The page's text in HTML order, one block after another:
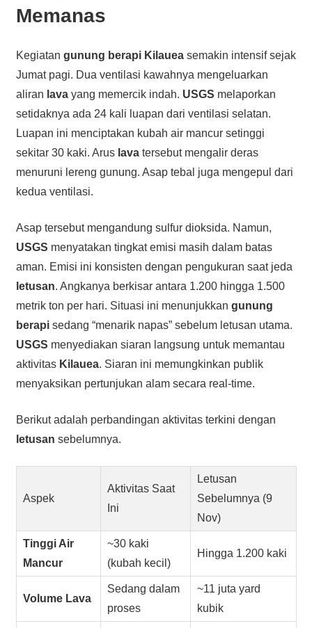
Memanas
Kegiatan gunung berapi Kilaueasemakin intensif sejak
Jumat pagi. Dua ventilasi kawahnya mengeluarkan
aliran lavayang memercik indah. USGS melaporkan
setidaknya ada 24 kali luapan dari ventilasi selatan.
Luapan ini menciptakan kubah air mancur setinggi
sekitar 30 kaki. Arus lavatersebut mengalir deras
menuruni lereng gunung. Asap tebal juga mengepul dari
kedua ventilasi.
Asap tersebut mengandung sulfur dioksida. Namun,
USGS menyatakan tingkat emisi masih dalam batas
aman. Emisi ini konsisten dengan pengukuran saat jeda
letusan. Angkanya berkisar antara 1.200 hingga 1.500
metrik ton per hari. Situasi ini menunjukkan gunung
berapisedang “menarik napas” sebelum letusan utama.
USGS menyediakan siaran langsung untuk memantau
aktivitas Kilauea. Siaran ini memungkinkan publik
menyaksikan pertunjukan alam secara real-time.
Berikut adalah perbandingan aktivitas terkini dengan
letusan sebelumnya.
Aspek
Aktivitas Saat
Ini
Letusan
Sebelumnya (9
Nov)
Tinggi Air
Mancur
~30 kaki
(kubah kecil)
Hingga 1.200 kaki
Volume Lava
Sedang dalam
proses
~11 juta yard
kubik